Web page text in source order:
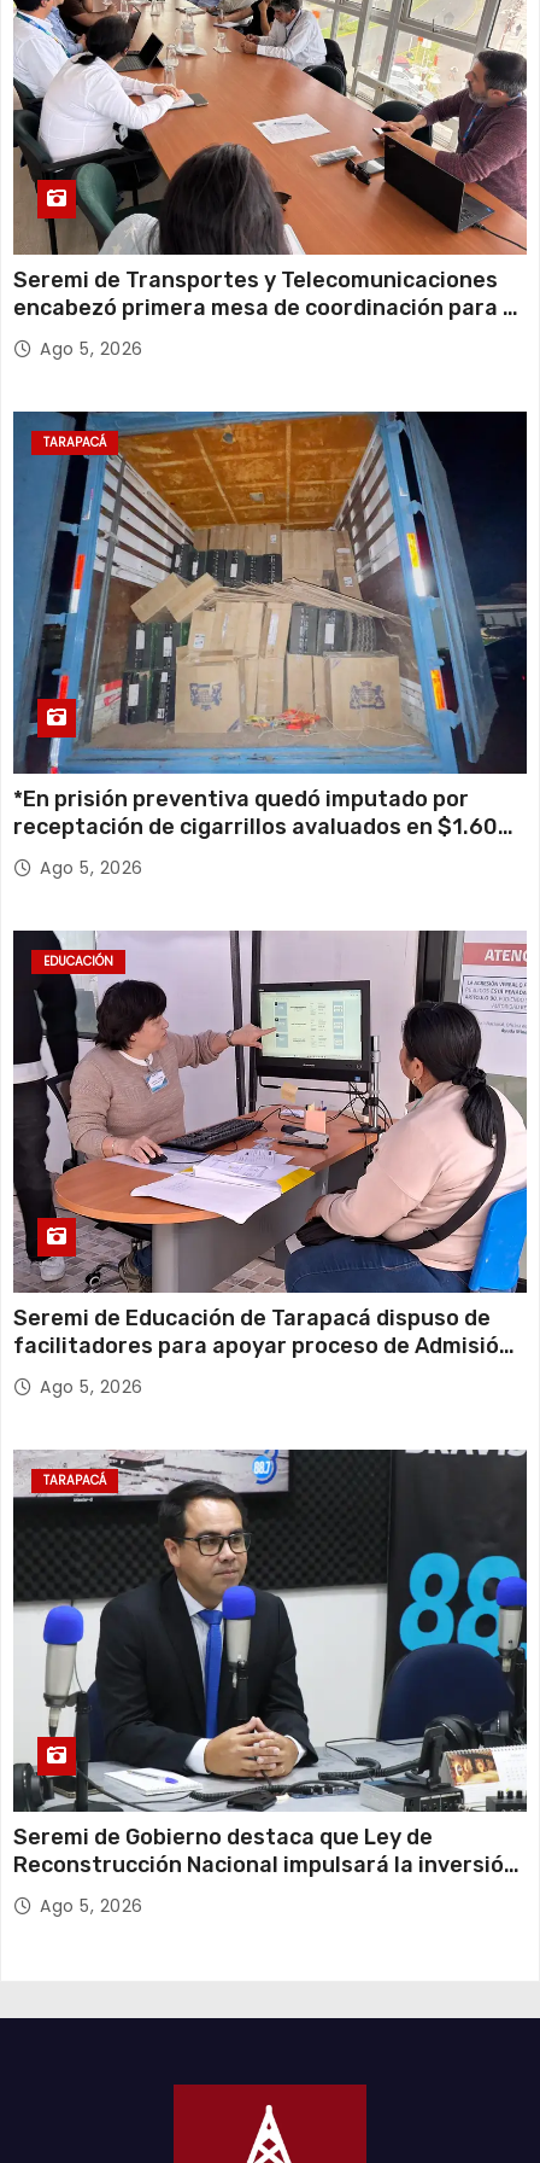
Seremi de Transportes y Telecomunicaciones
encabezó primera mesa de coordinación para el
retiro de cables en desuso en Iquique
Ago 5, 2026
TARAPACÁ
*En prisión preventiva quedó imputado por
receptación de cigarrillos avaluados en $1.600
millones*
Ago 5, 2026
EDUCACIÓN
Seremi de Educación de Tarapacá dispuso de
facilitadores para apoyar proceso de Admisión
Escolar 2027
Ago 5, 2026
TARAPACÁ
Seremi de Gobierno destaca que Ley de
Reconstrucción Nacional impulsará la inversión
y el empleo en Tarapacá
Ago 5, 2026